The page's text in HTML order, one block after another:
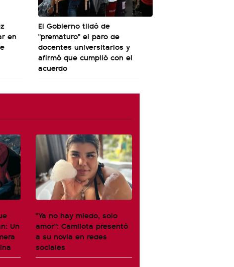
en
El Gobierno tildó de
"prematuro" el paro de
docentes universitarios y
afirmó que cumplió con el
acuerdo
Un
"Ya no hay miedo, solo
amor": Camilota presentó
a su novia en redes
sociales